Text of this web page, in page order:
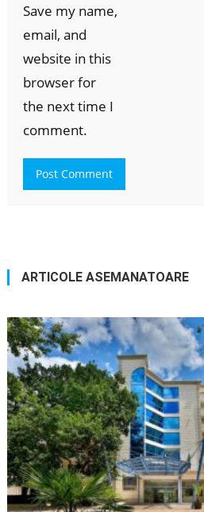
Save my name,
email, and
website in this
browser for
the next time I
comment.
ARTICOLE ASEMANATOARE